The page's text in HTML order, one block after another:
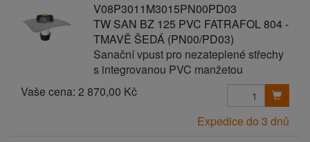
V08P3011M3015PN00PD03
TW SAN BZ 125 PVC FATRAFOL 804 -
TMAVĚ ŠEDÁ (PN00/PD03)
Sanační vpust pro nezateplené střechy
s integrovanou PVC manžetou
Vaše cena: 2 870,00 Kč
Expedice do 3 dnů